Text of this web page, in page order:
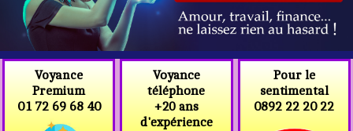
Voyance
Premium
01 72 69 68 40
Voyance
téléphone
+20 ans
d'expérience
Pour le
sentimental
0892 22 20 22